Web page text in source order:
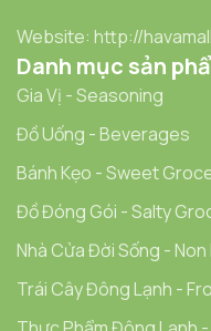
Website: http://
Danh mục sản
Gia Vị - Seasoning
Đồ Uống - Beverages
Bánh Kẹo - Sweet
Đồ Đóng Gói - Salty
Nhà Cửa Đời Sống - Non
Trái Cây Đông Lạnh -